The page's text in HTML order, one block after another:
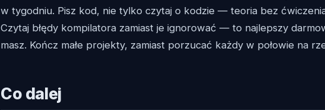
w tygodniu. Pisz kod, nie tylko czytaj o kodzie — teoria bez
Czytaj błędy kompilatora zamiast je ignorować — to najlepszy
masz. Kończ małe projekty, zamiast porzucać każdy w połowie na
Co dalej